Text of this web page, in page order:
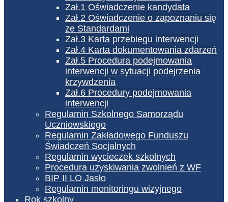
Zał.1 Oświadczenie kandydata
Zał.2 Oświadczenie o zapoznaniu się
ze Standardami
Zał.3 Karta przebiegu interwencji
Zał.4 Karta dokumentowania zdarzeń
Zał.5 Procedura podejmowania
interwencji w sytuacji podejrzenia
krzywdzenia
Zał.6 Procedury podejmowania
interwencji
Regulamin Szkolnego Samorządu
Uczniowskiego
Regulamin Zakładowego Funduszu
Świadczeń Socjalnych
Regulamin wycieczek szkolnych
Procedura uzyskiwania zwolnień z WF
BIP II LO Jasło
Regulamin monitoringu wizyjnego
Rok szkolny